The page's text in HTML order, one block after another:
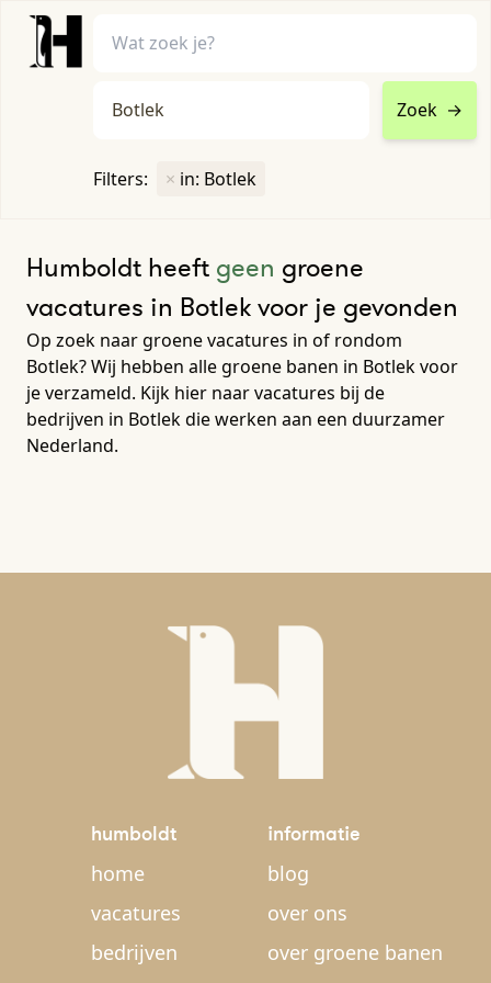
Zoek →
Filters: × in: Botlek
Humboldt heeft geen groene
vacatures in Botlek voor je gevonden
Op zoek naar groene vacatures in of rondom
Botlek? Wij hebben alle groene banen in Botlek voor
je verzameld. Kijk hier naar vacatures bij de
bedrijven in Botlek die werken aan een duurzamer
Nederland.
humboldt
home
vacatures
bedrijven
informatie
blog
over ons
over groene banen